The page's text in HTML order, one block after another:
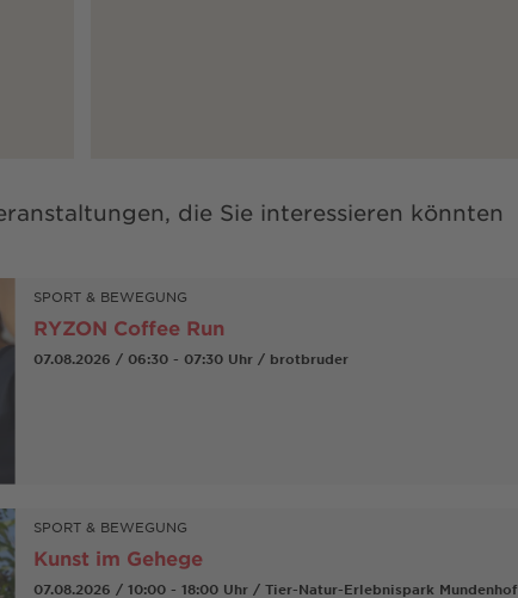
die Sie interessieren könnten
SPORT & BEWEGUNG
RYZON Coffee Run
07.08.2026 / 06:30 - 07:30 Uhr / brotbruder
SPORT & BEWEGUNG
Kunst im Gehege
07.08.2026 / 10:00 - 18:00 Uhr / Tier-Natur-Erlebnispark Mundenhof